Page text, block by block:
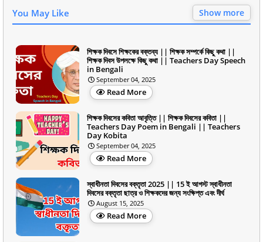
You May Like Show more
শিক্ষক দিবসে শিক্ষকের বক্তব্য || শিক্ষক সম্পর্কে কিছু কথা ||
শিক্ষক দিবস উপলক্ষে কিছু কথা || Teachers Day Speech
in Bengali
September 04, 2025
Read More
শিক্ষক দিবসের কবিতা আবৃত্তি || শিক্ষক দিবসের কবিতা ||
Teachers Day Poem in Bengali || Teachers
Day Kobita
September 04, 2025
Read More
স্বাধীনতা দিবসের বক্তৃতা 2025 || 15 ই আগস্ট স্বাধীনতা
দিবসের বক্তৃতা ছাত্র ও শিক্ষকদের জন্য সংক্ষিপ্ত এবং দীর্ঘ
August 15, 2025
Read More